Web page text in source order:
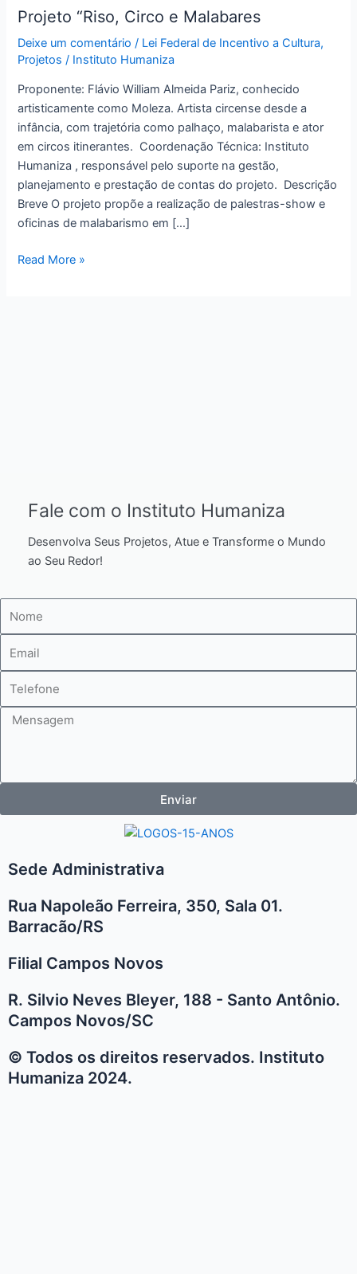
Projeto “Riso, Circo e Malabares
Deixe um comentário / Lei Federal de Incentivo a Cultura,
Projetos / Instituto Humaniza
Proponente: Flávio William Almeida Pariz, conhecido
artisticamente como Moleza. Artista circense desde a
infância, com trajetória como palhaço, malabarista e ator
em circos itinerantes. Coordenação Técnica: Instituto
Humaniza , responsável pelo suporte na gestão,
planejamento e prestação de contas do projeto. Descrição
Breve O projeto propõe a realização de palestras-show e
oficinas de malabarismo em […]
Circo
e
Malabares
Read More »
Fale com o Instituto Humaniza
Desenvolva Seus Projetos, Atue e Transforme o Mundo
ao Seu Redor!
mail
Mensagem
Enviar
Sede Administrativa
Rua Napoleão Ferreira, 350, Sala 01.
Barracão/RS
Filial Campos Novos
R. Silvio Neves Bleyer, 188 - Santo Antônio.
Campos Novos/SC
© Todos os direitos reservados. Instituto
Humaniza 2024.